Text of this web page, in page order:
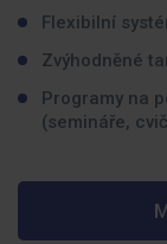
Flexibilní
Zvýhodněné
Programy na
(semináře,